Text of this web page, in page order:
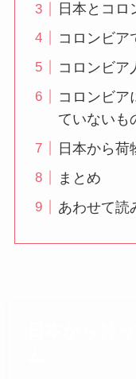
日本とコロ
コロンビア
コロンビア
コロンビア
ていないも
日本から荷
まとめ
あわせて読